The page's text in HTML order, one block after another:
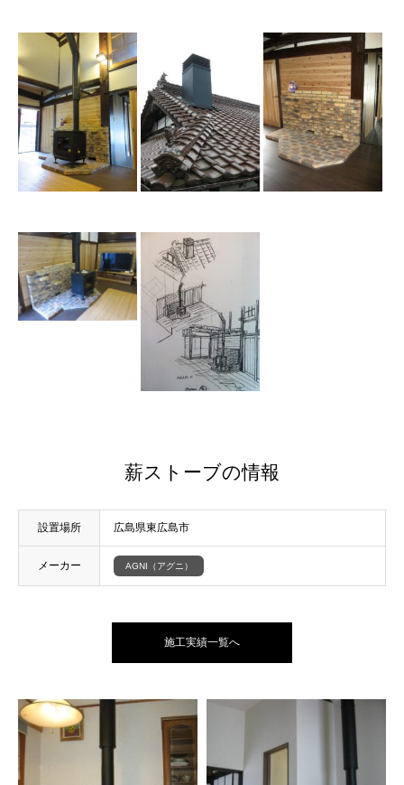
薪ストーブの情報
設置場所 広島県東広島市
メーカー AGNI（アグニ）
施工実績一覧へ